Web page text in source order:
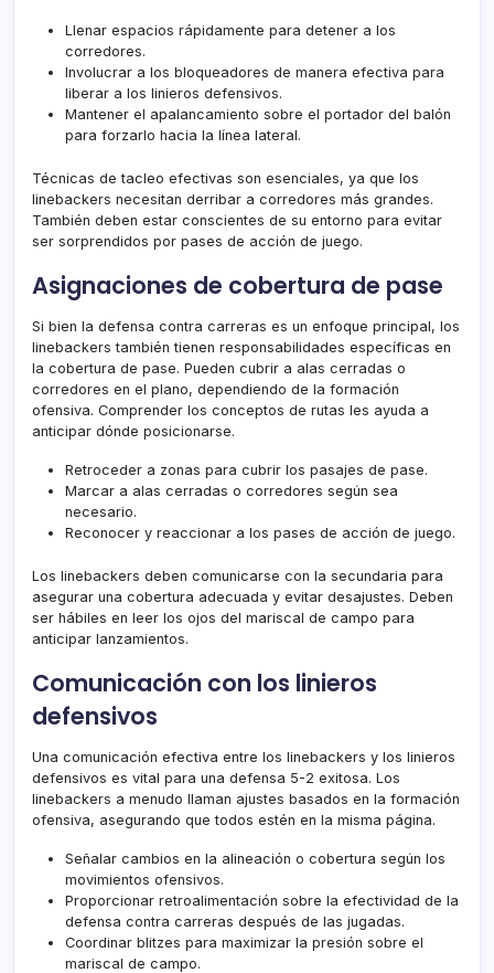
Llenar espacios rápidamente para detener a los
corredores.
Involucrar a los bloqueadores de manera efectiva para
liberar a los linieros defensivos.
Mantener el apalancamiento sobre el portador del balón
para forzarlo hacia la línea lateral.
Técnicas de tacleo efectivas son esenciales, ya que los
linebackers necesitan derribar a corredores más grandes.
También deben estar conscientes de su entorno para evitar
ser sorprendidos por pases de acción de juego.
Asignaciones de cobertura de pase
Si bien la defensa contra carreras es un enfoque principal, los
linebackers también tienen responsabilidades específicas en
la cobertura de pase. Pueden cubrir a alas cerradas o
corredores en el plano, dependiendo de la formación
ofensiva. Comprender los conceptos de rutas les ayuda a
anticipar dónde posicionarse.
Retroceder a zonas para cubrir los pasajes de pase.
Marcar a alas cerradas o corredores según sea
necesario.
Reconocer y reaccionar a los pases de acción de juego.
Los linebackers deben comunicarse con la secundaria para
asegurar una cobertura adecuada y evitar desajustes. Deben
ser hábiles en leer los ojos del mariscal de campo para
anticipar lanzamientos.
Comunicación con los linieros
defensivos
Una comunicación efectiva entre los linebackers y los linieros
defensivos es vital para una defensa 5-2 exitosa. Los
linebackers a menudo llaman ajustes basados en la formación
ofensiva, asegurando que todos estén en la misma página.
Señalar cambios en la alineación o cobertura según los
movimientos ofensivos.
Proporcionar retroalimentación sobre la efectividad de la
defensa contra carreras después de las jugadas.
Coordinar blitzes para maximizar la presión sobre el
mariscal de campo.